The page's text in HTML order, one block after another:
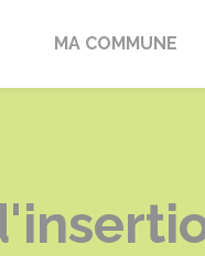
VauhallanMA COMMUNE